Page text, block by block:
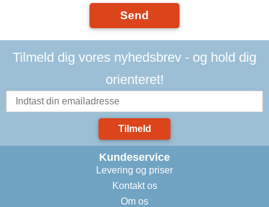
Send
Tilmeld dig vores nyhedsbrev - og hold dig
orienteret!
Tilmeld
Kundeservice
Levering og priser
Kontakt os
Om os